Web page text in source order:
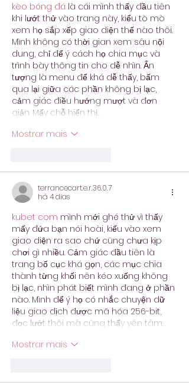
kèo bóng đá là cái mình thấy đầu tiên
khi lướt thử vào trang này, kiểu tò mò
xem họ sắp xếp giao diện thế nào thôi.
Mình không có thời gian xem sâu nội
dung, chỉ để ý cách họ chia mục và
trình bày thông tin cho dễ nhìn. Ấn
tượng là menu để khá dễ thấy, bấm
qua lại giữa các phần không bị lạc,
cảm giác điều hướng mượt và đơn
giản. Mấy chỗ hiển thị…
Mostrar mais
terrancecart.e.r.36.0.7
há 4 dias
kubet com mình mới ghé thử vì thấy
mấy đứa bạn nói hoài, kiểu vào xem
giao diện ra sao chứ cũng chưa kịp
chơi gì nhiều. Cảm giác đầu tiên là
trang bố cục khá gọn, các mục chia
thành từng khối nên kéo xuống không
bị lạc, nhìn phát biết mình đang ở phần
nào. Mình để ý họ có nhắc chuyện dữ
liệu giao dịch được mã hóa 256-bit,
đọc lướt thôi mà cũng thấy yên tâm…
Mostrar mais